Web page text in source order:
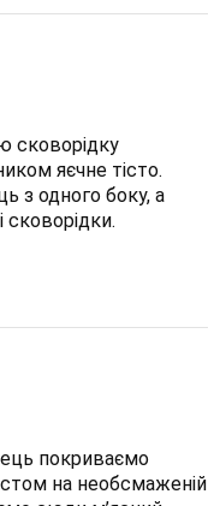
сковорідку
яєчне тісто.
з одного боку, а
сковорідки.
покриваємо
на необсмаженій